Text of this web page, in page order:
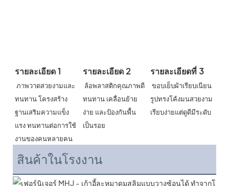
รายละเอียด 1
ภาพวาดสวยงามและ
ทนทาน โครงสร้าง
ฐานเสริมความแข็ง
แรง ทนทานต่อการใช้
งานของคนหลายคน
รายละเอียด 2
ล้อพลาสติกคุณภาพดี
ทนทาน เคลื่อนย้าย
ง่าย และป้องกันพื้น
เป็นรอย
รายละเอียดที่ 3
ขอบเย็บผ้าเรียบเนียน
รูปทรงโค้งมนสวยงาม
เรียบง่ายแต่ดูดีมีระดับ
สินค้าในโรงงาน